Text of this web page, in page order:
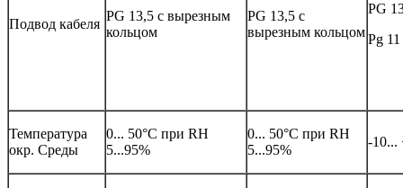
Подвод кабеля
PG 13,5 с вырезным
кольцом
PG 13,5 с
вырезным кольцом
PG
Pg
Температура
окр. Среды
0... 50°C при RH
5...95%
0... 50°C при RH
5...95%
-10...